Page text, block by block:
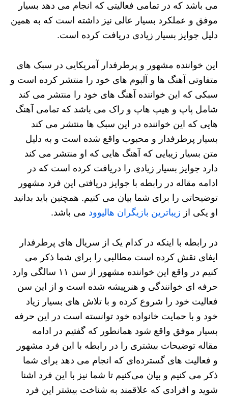
می باشد که در تمامی فعالیتی که انجام می ‌دهد بسیار
موفق و عملکرد بسیار عالی نیز داشته است که به همین
دلیل جوایز بسیار زیادی دریافت کرده است.
این خواننده مشهور و پرطرفدار آمریکایی در سبک های
متفاوتی آهنگ ها و آلبوم های خود را منتشر کرده است و
سبکی که این خواننده آهنگ های خود را منتشر می ‌کند
شامل پاپ و هیپ هاپ و راک می باشد که تمامی آهنگ
هایی که این خواننده در این سبک ها منتشر می‌ کند
بسیار پرطرفدار و محبوب واقع شده است و به دلیل
متن بسیار زیبایی که آهنگ هایی که او منتشر می کند
دارد جوایز بسیار زیادی را دریافت کرده است که در
ادامه مقاله در رابطه با جوایز دریافتی این فرد مشهور
توضیحاتی را برای شما بیان می کنیم. همچنین باید بدانید
او یکی از زیباترین بازیگران هالیوود می باشد.
در رابطه با اینکه در کدام یک از سریال های پرطرفدار
ایفای نقش کرده است مطالبی را برای شما ذکر می
کنیم در واقع این خواننده مشهور از سن ۱۱ سالگی وارد
حرفه ای خوانندگی و هنرپیشه شده است و از این سن
فعالیت خود را شروع کرده و با تلاش های بسیار زیاد
خود و با حمایت خانواده خود توانسته است در این حرفه
بسیار موفق واقع شود همانطور که گفتیم در ادامه
مقاله توضیحات بیشتری را در رابطه با این فرد مشهور
و فعالیت ‌های گسترده‌ای که انجام می ‌دهد برای شما
ذکر می کنیم و بیان می‌کنیم تا شما نیز با این فرد اشنا
شوید و افرادی که علاقمند به شناخت بیشتر این فرد